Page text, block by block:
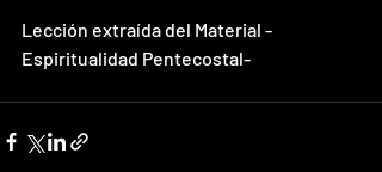
Lección extraída del Material -
Espiritualidad Pentecostal-